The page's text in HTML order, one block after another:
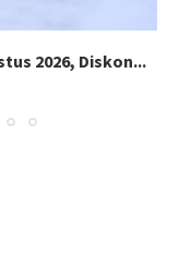
2026, Diskon...